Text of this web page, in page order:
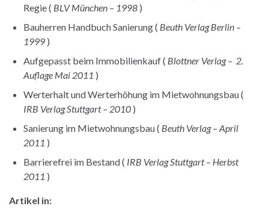
Regie ( BLV München – 1998 )
Bauherren Handbuch Sanierung ( Beuth Verlag Berlin –
1999 )
Aufgepasst beim Immobilienkauf ( Blottner Verlag – 2.
Auflage Mai 2011 )
Werterhalt und Werterhöhung im Mietwohnungsbau (
IRB Verlag Stuttgart – 2010 )
Sanierung im Mietwohnungsbau ( Beuth Verlag – April
2011 )
Barrierefrei im Bestand ( IRB Verlag Stuttgart – Herbst
2011 )
Artikel in: